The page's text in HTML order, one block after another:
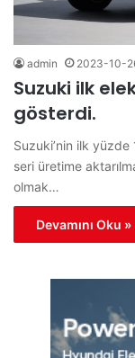
admin 2023-10-
Suzuki ilk
gösterdi.
Suzuki’nin ilk
seri üretime
olmak…
Devamını Oku »